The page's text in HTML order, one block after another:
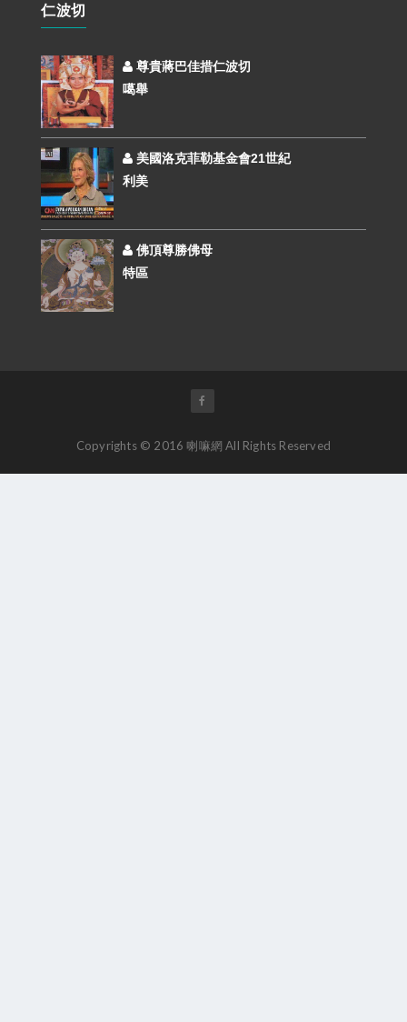
仁波切
尊貴蔣巴佳措仁波切
噶舉
美國洛克菲勒基金會21世紀
利美
佛頂尊勝佛母
特區
Copyrights © 2016 喇嘛網 All Rights Reserved